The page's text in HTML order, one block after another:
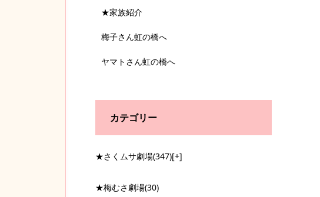
★家族紹介
梅子さん虹の橋へ
ヤマトさん虹の橋へ
カテゴリー
★さくムサ劇場(347)[+]
★梅むさ劇場(30)